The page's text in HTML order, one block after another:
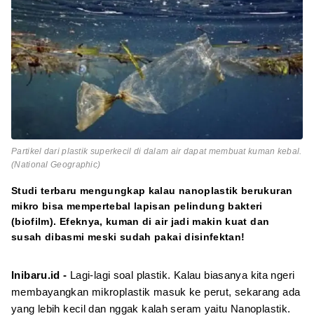
Partikel dari plastik superkecil di dalam air dapat membuat kuman kebal.
(National Geographic)
Studi terbaru mengungkap kalau nanoplastik berukuran
mikro bisa mempertebal lapisan pelindung bakteri
(biofilm). Efeknya, kuman di air jadi makin kuat dan
susah dibasmi meski sudah pakai disinfektan!
Inibaru.id - Lagi-lagi soal plastik. Kalau biasanya kita ngeri
membayangkan mikroplastik masuk ke perut, sekarang ada
yang lebih kecil dan nggak kalah seram yaitu Nanoplastik.